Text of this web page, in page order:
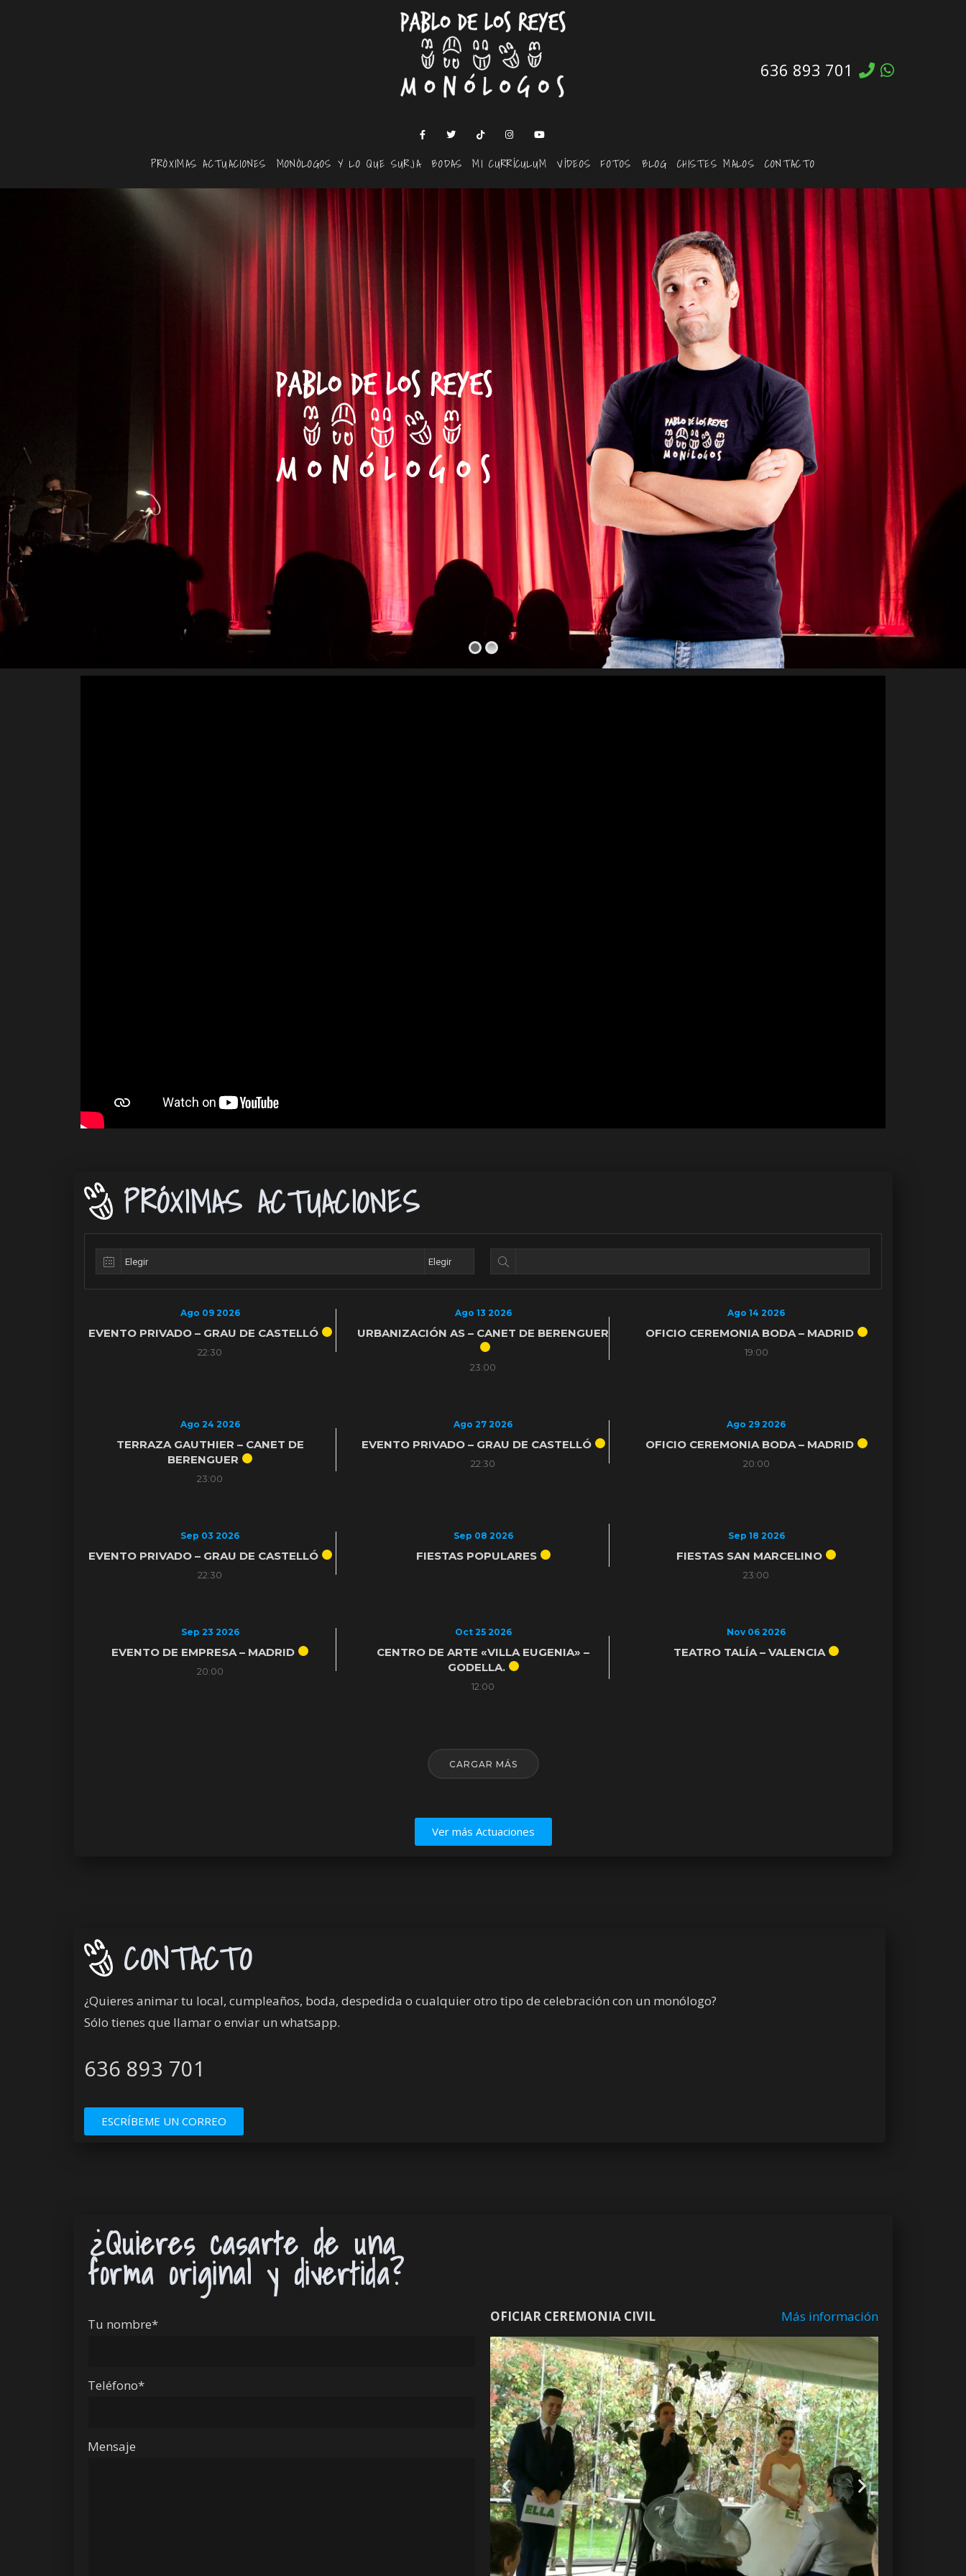
636 893 701
PRÓXIMAS ACTUACIONES MONÓLOGOS Y LO QUE SURJA BODAS MI CURRÍCULUM VÍDEOS FOTOS BLOG CHISTES MALOS CONTACTO
PRÓXIMAS ACTUACIONES
Ago 09 2026
EVENTO PRIVADO – GRAU DE CASTELLÓ
22:30
Ago 13 2026
URBANIZACIÓN AS – CANET DE BERENGUER
23:00
Ago 14 2026
OFICIO CEREMONIA BODA – MADRID
19:00
Ago 24 2026
TERRAZA GAUTHIER – CANET DE
BERENGUER
23:00
Ago 27 2026
EVENTO PRIVADO – GRAU DE CASTELLÓ
22:30
Ago 29 2026
OFICIO CEREMONIA BODA – MADRID
20:00
Sep 03 2026
EVENTO PRIVADO – GRAU DE CASTELLÓ
22:30
Sep 08 2026
FIESTAS POPULARES
Sep 18 2026
FIESTAS SAN MARCELINO
23:00
Sep 23 2026
EVENTO DE EMPRESA – MADRID
20:00
Oct 25 2026
CENTRO DE ARTE «VILLA EUGENIA» –
GODELLA.
12:00
Nov 06 2026
TEATRO TALÍA – VALENCIA
CARGAR MÁS
Ver más Actuaciones
CONTACTO
¿Quieres animar tu local, cumpleaños, boda, despedida o cualquier otro tipo de celebración con un monólogo?
Sólo tienes que llamar o enviar un whatsapp.
636 893 701
ESCRÍBEME UN CORREO
¿Quieres casarte de una
forma original y divertida?
Tu nombre*
Teléfono*
Mensaje
OFICIAR CEREMONIA CIVIL Más información